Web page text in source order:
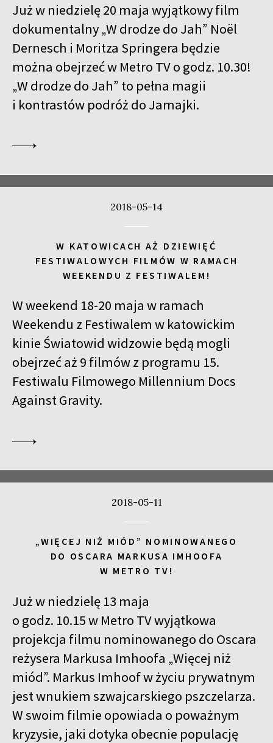
Już w niedzielę 20 maja wyjątkowy film
dokumentalny „W drodze do Jah” Noël
Dernesch i Moritza Springera będzie
można obejrzeć w Metro TV o godz. 10.30!
„W drodze do Jah” to pełna magii
i kontrastów podróż do Jamajki.
2018-05-14
W KATOWICACH AŻ DZIEWIĘĆ
FESTIWALOWYCH FILMÓW W RAMACH
WEEKENDU Z FESTIWALEM!
W weekend 18-20 maja w ramach
Weekendu z Festiwalem w katowickim
kinie Światowid widzowie będą mogli
obejrzeć aż 9 filmów z programu 15.
Festiwalu Filmowego Millennium Docs
Against Gravity.
2018-05-11
„WIĘCEJ NIŻ MIÓD” NOMINOWANEGO
DO OSCARA MARKUSA IMHOOFA
W METRO TV!
Już w niedzielę 13 maja
o godz. 10.15 w Metro TV wyjątkowa
projekcja filmu nominowanego do Oscara
reżysera Markusa Imhoofa „Więcej niż
miód”. Markus Imhoof w życiu prywatnym
jest wnukiem szwajcarskiego pszczelarza.
W swoim filmie opowiada o poważnym
kryzysie, jaki dotyka obecnie populację